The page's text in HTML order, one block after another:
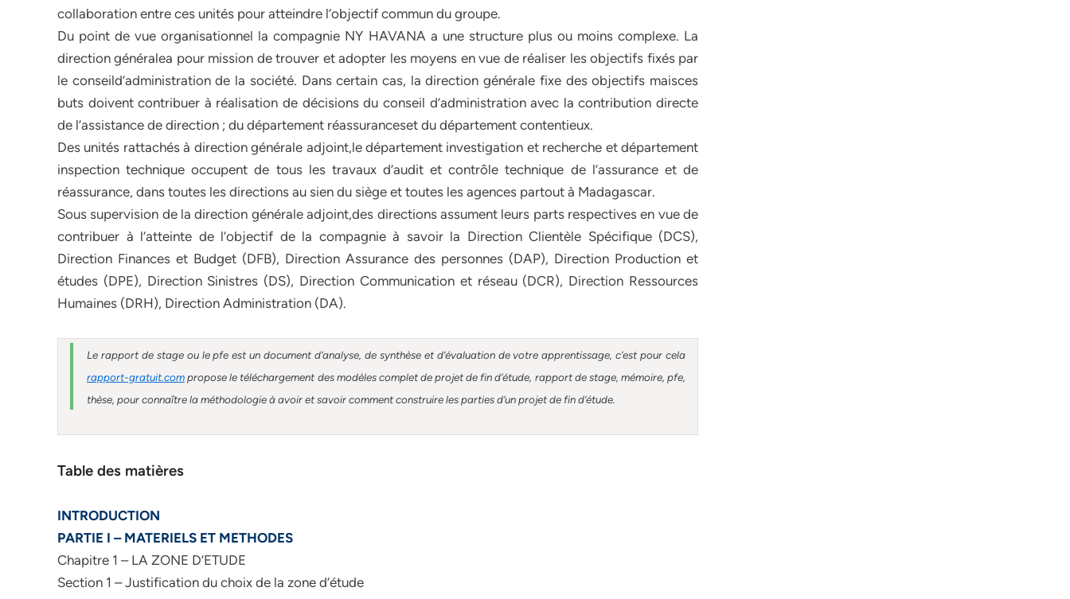
collaboration entre ces unités pour atteindre l’objectif commun du groupe.
Du point de vue organisationnel la compagnie NY HAVANA a une structure plus ou moins complexe. La
direction généralea pour mission de trouver et adopter les moyens en vue de réaliser les objectifs fixés par
le conseild’administration de la société. Dans certain cas, la direction générale fixe des objectifs maisces
buts doivent contribuer à réalisation de décisions du conseil d’administration avec la contribution directe
de l’assistance de direction ; du département réassuranceset du département contentieux.
Des unités rattachés à direction générale adjoint,le département investigation et recherche et département
inspection technique occupent de tous les travaux d’audit et contrôle technique de l’assurance et de
réassurance, dans toutes les directions au sien du siège et toutes les agences partout à Madagascar.
Sous supervision de la direction générale adjoint,des directions assument leurs parts respectives en vue de
contribuer à l’atteinte de l’objectif de la compagnie à savoir la Direction Clientèle Spécifique (DCS),
Direction Finances et Budget (DFB), Direction Assurance des personnes (DAP), Direction Production et
études (DPE), Direction Sinistres (DS), Direction Communication et réseau (DCR), Direction Ressources
Humaines (DRH), Direction Administration (DA).
Le rapport de stage ou le pfe est un document d’analyse, de synthèse et d’évaluation de votre apprentissage, c’est pour cela
rapport-gratuit.compropose le téléchargement des modèles complet de projet de fin d’étude, rapport de stage, mémoire, pfe,
thèse, pour connaître la méthodologie à avoir et savoir comment construire les parties d’un projet de fin d’étude.
Table des matières
INTRODUCTION
PARTIE I – MATERIELS ET METHODES
Chapitre 1 – LA ZONE D’ETUDE
Section 1 – Justification du choix de la zone d’étude